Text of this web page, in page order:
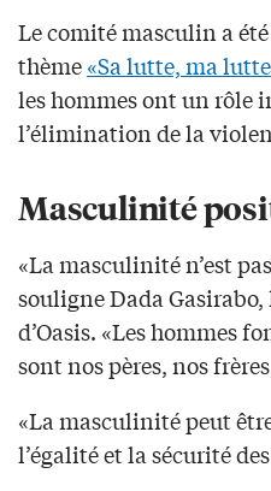
Le comité masculin a
thème«Sa lutte, ma
les hommes ont un rôle
l’élimination de la
Masculinité
«La masculinité n’est
souligne Dada
d’Oasis. «Les hommes
sont nos pères, nos
«La masculinité peut
l’égalité et la sécurité